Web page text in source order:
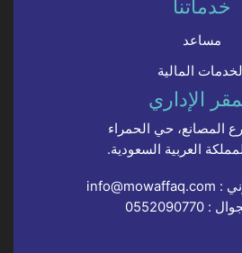
خدماتنا
مساعد
المالية
الإداري
العربية السعودية.
:
info@mowaffaq.com
:
0552090770